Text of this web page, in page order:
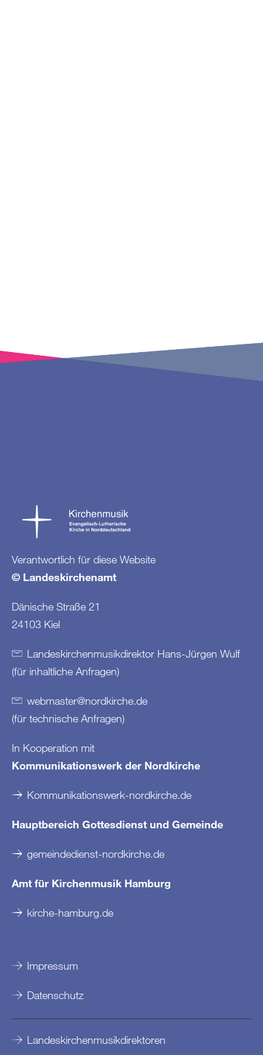
Verantwortlich für diese Website
© Landeskirchenamt
Dänische Straße 21
24103 Kiel
Landeskirchenmusikdirektor Hans-Jürgen Wulf
(für inhaltliche Anfragen)
webmaster@nordkirche.de
(für technische Anfragen)
In Kooperation mit
Kommunikationswerk der Nordkirche
Kommunikationswerk-nordkirche.de
Hauptbereich Gottesdienst und Gemeinde
gemeindedienst-nordkirche.de
Amt für Kirchenmusik Hamburg
kirche-hamburg.de
Impressum
Datenschutz
Landeskirchenmusikdirektoren